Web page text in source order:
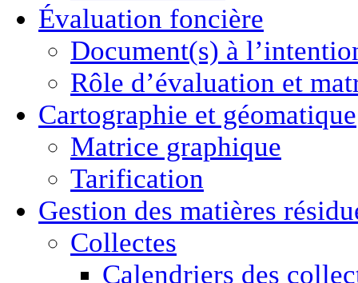
Évaluation foncière
Document(s) à
Rôle d’évaluation et
Cartographie et géomatique
Matrice graphique
Tarification
Gestion des matières
Collectes
Calendriers des